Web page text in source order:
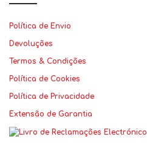
Política de Envio
Devoluções
Termos & Condições
Política de Cookies
Política de Privacidade
Extensão de Garantia